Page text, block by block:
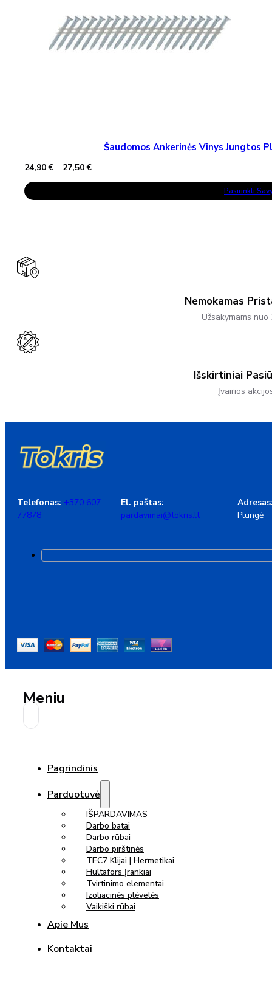
Šaudomos Ankerinės Vinys Jungtos
24,90€ – 27,50€Price
through
Pasirinkti
This
Product
Has
The
Be
Chosen
On
Nemokamas
Užsakymams nuo
Išskirtiniai
Įvairios
Telefonas: +370 607
77878
El. paštas:
pardavimai@tokris.lt
Plungė
Meniu
Pagrindinis
Parduotuvė
IŠPARDAVIMAS
Darbo batai
Darbo rūbai
Darbo pirštinės
TEC7 Klijai | Hermetikai
Hultafors Įrankiai
Tvirtinimo elementai
Izoliacinės plėvelės
Vaikiški rūbai
Apie Mus
Kontaktai